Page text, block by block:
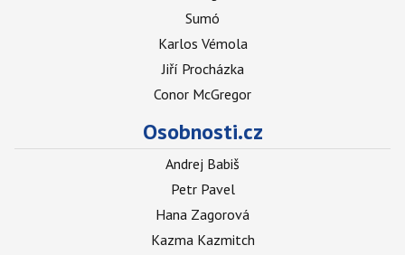
Sumó
Karlos Vémola
Jiří Procházka
Conor McGregor
Osobnosti.cz
Andrej Babiš
Petr Pavel
Hana Zagorová
Kazma Kazmitch